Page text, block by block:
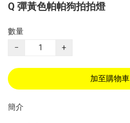
Q 彈黃色帕帕狗拍拍燈
數量
−
+
加至購物車
簡介